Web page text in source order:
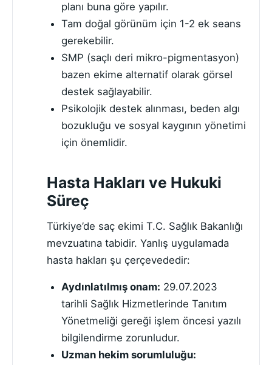
planı buna göre yapılır.
Tam doğal görünüm için 1-2 ek seans
gerekebilir.
SMP (saçlı deri mikro-pigmentasyon)
bazen ekime alternatif olarak görsel
destek sağlayabilir.
Psikolojik destek alınması, beden algı
bozukluğu ve sosyal kaygının yönetimi
için önemlidir.
Hasta Hakları ve Hukuki
Süreç
Türkiye’de saç ekimi T.C. Sağlık Bakanlığı
mevzuatına tabidir. Yanlış uygulamada
hasta hakları şu çerçevededir:
Aydınlatılmış onam: 29.07.2023
tarihli Sağlık Hizmetlerinde Tanıtım
Yönetmeliği gereği işlem öncesi yazılı
bilgilendirme zorunludur.
Uzman hekim sorumluluğu: